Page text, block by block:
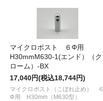
マイクロポスト ６Φ用
H30mmM630-1(エンド）（ク
ローム）-BX
17,040円(税込18,744円)
マイクロポスト（こぼれ止め） ６
Φ用 H30mm（M630型）